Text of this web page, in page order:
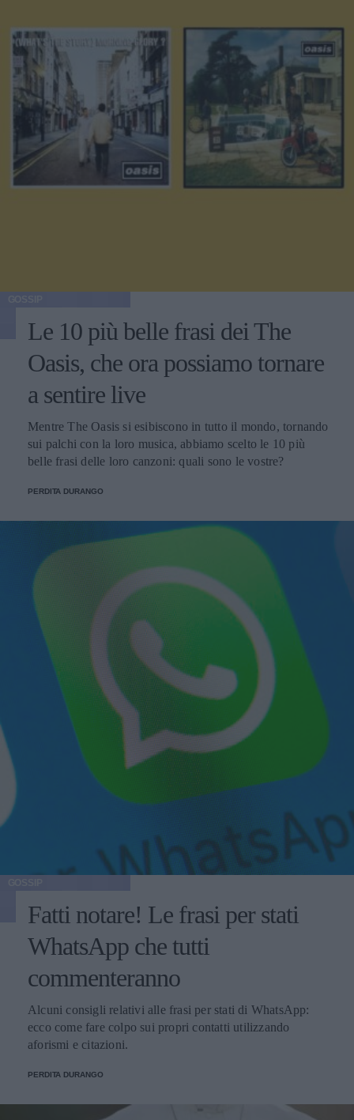
Le 10 più belle frasi dei The
Oasis, che ora possiamo tornare
a sentire live
Mentre The Oasis si esibiscono in tutto il mondo, tornando
sui palchi con la loro musica, abbiamo scelto le 10 più
belle frasi delle loro canzoni: quali sono le vostre?
PERDITA DURANGO
Fatti notare! Le frasi per stati
WhatsApp che tutti
commenteranno
Alcuni consigli relativi alle frasi per stati di WhatsApp:
ecco come fare colpo sui propri contatti utilizzando
aforismi e citazioni.
PERDITA DURANGO